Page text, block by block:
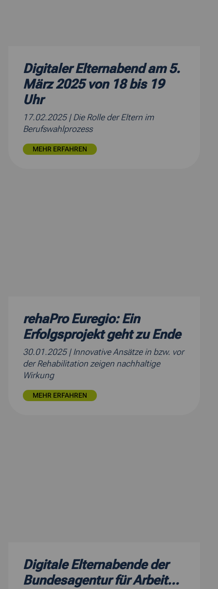
Digitaler Elternabend am 5.
März 2025 von 18 bis 19
Uhr
17.02.2025 | Die Rolle der Eltern im
Berufswahlprozess
MEHR ERFAHREN
rehaPro Euregio: Ein
Erfolgsprojekt geht zu Ende
30.01.2025 | Innovative Ansätze in bzw. vor
der Rehabilitation zeigen nachhaltige
Wirkung
MEHR ERFAHREN
Digitale Elternabende der
Bundesagentur für Arbeit...